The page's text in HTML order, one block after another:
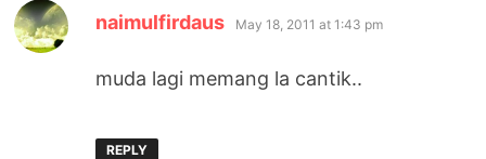
naimulfirdaus says:
May 18, 2011 at 1:43 pm
muda lagi memang la cantik..
REPLY